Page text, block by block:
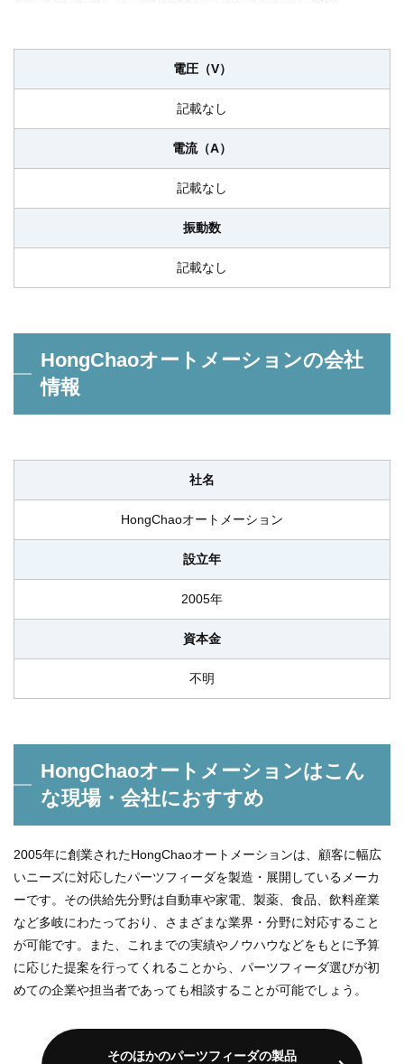
電圧（V）
記載なし
電流（A）
記載なし
振動数
記載なし
HongChaoオートメーションの会社
情報
社名
HongChaoオートメーション
設立年
2005年
資本金
不明
HongChaoオートメーションはこん
な現場・会社におすすめ
2005年に創業されたHongChaoオートメーションは、顧客に幅広
いニーズに対応したパーツフィーダを製造・展開しているメーカ
ーです。その供給先分野は自動車や家電、製薬、食品、飲料産業
など多岐にわたっており、さまざまな業界・分野に対応すること
が可能です。また、これまでの実績やノウハウなどをもとに予算
に応じた提案を行ってくれることから、パーツフィーダ選びが初
めての企業や担当者であっても相談することが可能でしょう。
そのほかのパーツフィーダの製品